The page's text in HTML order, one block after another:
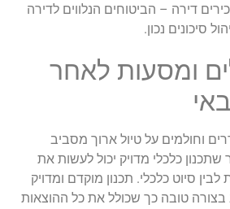
דירה – הביטוחים הנלווים לדירה
סיכונים נכון.
ומסעות לאחר
וחולמים על טיול ארוך מסביב
שתכנון כלכלי מדויק יכול לעשות את
סיוט כלכלי. תכנון מוקדם ומדויק
טובה כך שכולל את כל ההוצאות